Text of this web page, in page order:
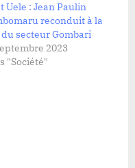
Uele : Jean Paulin
reconduit à la
secteur Gombari
2023
"Société"